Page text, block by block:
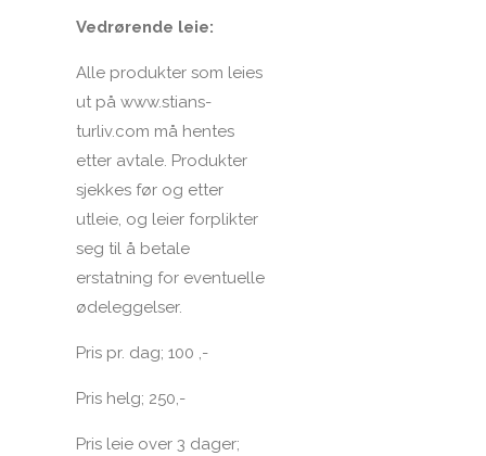
Vedrørende leie:
Alle produkter som leies
ut på www.stians-
turliv.com må hentes
etter avtale. Produkter
sjekkes før og etter
utleie, og leier forplikter
seg til å betale
erstatning for eventuelle
ødeleggelser.
Pris pr. dag; 100 ,-
Pris helg; 250,-
Pris leie over 3 dager;